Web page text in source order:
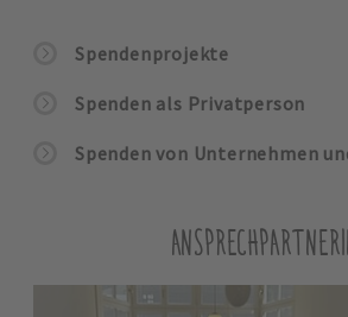
Spendenprojekte
Spenden als Privatperson
Spenden von Unternehmen